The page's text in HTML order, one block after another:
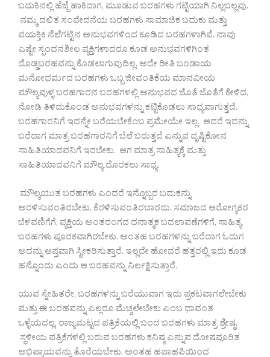
ಬದುಕಿನಲ್ಲಿ ಹೆಜ್ಜೆ ಹಾಕಿದಾಗ, ಮೂಡುವ ಬರಹಗಳು ಗಟ್ಟಿಯಾಗಿ ನಿಲ್ಲಬಲ್ಲವು.
ನಮ್ಮ ದಲಿತ ಸಂವೇದನೆಯ ಬರಹಗಳು ಸಾಮಾಜಿಕ ಬದುಕು ಮತ್ತು
ವಯಕ್ತಿಕ ನೆಲೆಗಟ್ಟಿನ ಅನುಭವಗಳಿಂದ ಕೂಡಿದ ಬರಹಗಳಾಗಿವೆ. ನಾವು
ಎಷ್ಟೇ ಸ್ಪಂದನಶೀಲ ವ್ಯಕ್ತಿಗಳಾದರೂ ಕೂಡ ಅನುಭವಗಳಿಗಿಂತ
ದೊಡ್ಡಬರಹವನ್ನು ಕೊಡಲಾಗುವುದಿಲ್ಲ. ಅದೇ ರೀತಿ ಬಂಡಾಯ
ಮನೋಧರ್ಮದ ಬರಹಗಳು ಒಬ್ಬ ಜೀವಂತಿಕೆಯ ಮಾನವೀಯ
ಮೌಲ್ಯವುಳ್ಳ ಬರಹಗಾರನ ಬರಹಗಳಲ್ಲಿ ಅನುಭವದ ಜೊತೆ ಜೊತೆಗೆ ಕೇಳಿದ,
ನೋಡಿ ತಿಳಿದುಕೊಂಡ ಅನುಭವಗಳನ್ನು ಕಟ್ಟಿಕೊಡಲು ಸಾಧ್ಯವಾಗುತ್ತದೆ.
ಬರಹಗಾರನಿಗೆ ಇದನ್ನೇ ಬರೆಯಬೇಕೆಂಬ ಪ್ರಮೇಯೇ ಇಲ್ಲ. ಆದರೆ ಇದನ್ನು
ಬರೆದಾಗ ಮಾತ್ರ ಬರಹಗಾರನಿಗೆ ಬೆಲೆ ಬರುತ್ತದೆ ಎನ್ನುವ ದೃಷ್ಟಿಕೋನ
ಸಾಹಿತಿಯಾದವನಿಗೆ ಇರಬೇಕು. ಆಗ ಮಾತ್ರ ಸಾಹಿತ್ಯಕ್ಕೆ ಮತ್ತು
ಸಾಹಿತಿಯಾದವನಿಗೆ ಮೌಲ್ಯ ದೊರಕಲು ಸಾಧ್ಯ.
ಮೌಲ್ಯಯುತ ಬರಹಗಳು ಎಂದರೆ ಇನ್ನೊಬ್ಬರ ಬದುಕನ್ನು
ಅರಳಿಸುವಂತಿರಬೇಕು, ಕೆರಳಿಸುವಂತಿರಬಾರದು. ಸಮಾಜದ ಆರೋಗ್ಯಕರ
ಬೆಳವಣಿಗೆಗೆ, ವ್ಯಕ್ತಿಯ ಅಂತರಂಗದ ಧನಾತ್ಮಕ ಬದಲಾವಣೆಗಳಿಗೆ, ಸಾಹಿತ್ಯ
ಬರಹಗಳು ಪೂರಕವಾಗಿರಬೇಕು. ಅಂತಹ ಬರಹಗಳನ್ನು ಬರೆದಾಗ ಓದುಗ
ಅದನ್ನು ಆಪ್ತವಾಗಿ ಸ್ವೀಕರಿಸುತ್ತಾರೆ. ಇಲ್ಲದೇ ಹೋದರೆ ಹತ್ತರಲ್ಲಿ ಇದು ಕೂಡ
ಹನ್ನೊಂದು ಎಂದು ಆ ಬರಹವನ್ನು ನಿರ್ಲಕ್ಷಿಸುತ್ತಾರೆ.
ಯುವ ಸ್ನೇಹಿತರೇ, ಬರಹಗಳನ್ನು ಬರೆಯುವಾಗ ಇದು ಪ್ರಕಟವಾಗಲೇಬೇಕು
ಮತ್ತು ಈ ಬರಹವನ್ನು ಎಲ್ಲರೂ ಮೆಚ್ಚಲೇಬೇಕು ಎಂಬ ಧಾವಂತ
ಒಳ್ಳೆಯದಲ್ಲ. ರಾಜ್ಯಮಟ್ಟದ ಪತ್ರಿಕೆಯಲ್ಲಿ ಬಂದ ಬರಹಗಳು ಮಾತ್ರ ಶ್ರೇಷ್ಠ,
ಸ್ಥಳೀಯ ಪತ್ರಿಕೆಗಳಲ್ಲಿ ಬರುವ ಬರಹಗಳು ಕನಿಷ್ಠ ಎನ್ನುವ ದೋಷಪೂರಿತ
ಅಭಿಪ್ರಾಯವನ್ನು ತೊರೆಯಬೇಕು. ಅಂತಹ ಹಪಾಹಪಿಯಿಂದ